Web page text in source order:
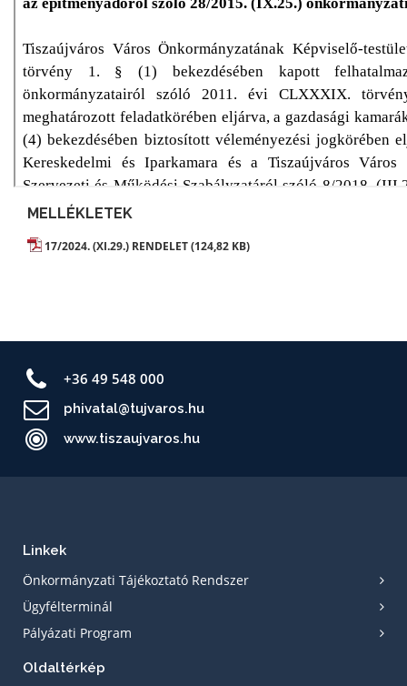
MELLÉKLETEK
17/2024. (XI.29.) RENDELET (124,82 KB)
+36 49 548 000
phivatal@tujvaros.hu
www.tiszaujvaros.hu
Linkek
Önkormányzati Tájékoztató Rendszer
Ügyfélterminál
Pályázati Program
Oldaltérkép